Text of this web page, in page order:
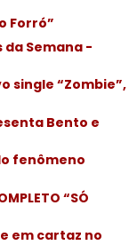
Forró”
Semana -
single “Zombie”,
Bento e
fenômeno
“SÓ
em cartaz no